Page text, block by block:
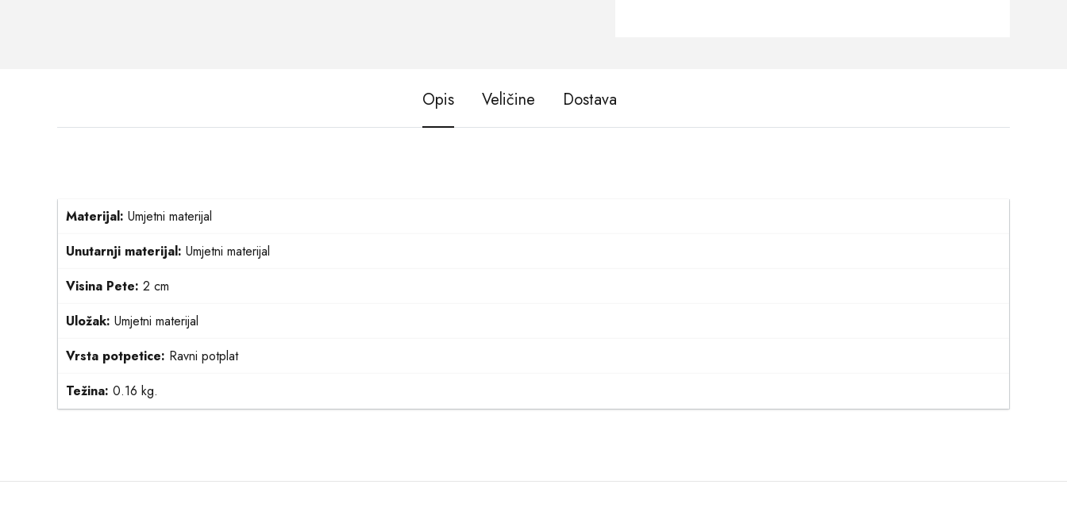
Opis Veličine Dostava
Materijal: Umjetni materijal
Unutarnji materijal: Umjetni materijal
Visina Pete: 2 cm
Uložak: Umjetni materijal
Vrsta potpetice: Ravni potplat
Težina: 0.16 kg.